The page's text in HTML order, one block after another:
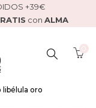
+39€
con ALMA
BUSCAR
AQUÍ...
libélula oro